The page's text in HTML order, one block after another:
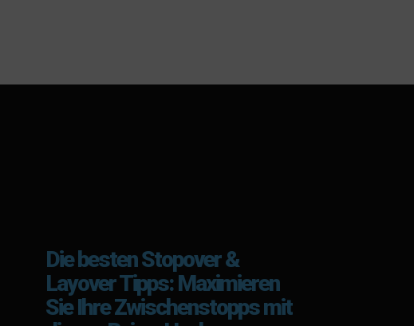
Die besten Stopover &
Layover Tipps: Maximieren
Sie Ihre Zwischenstopps mit